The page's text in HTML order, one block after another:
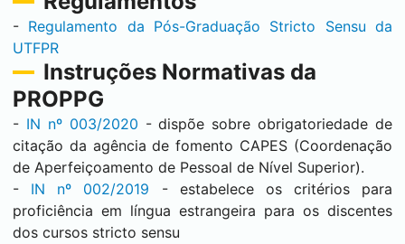
- Regulamento da Pós-Graduação Stricto Sensu da
UTFPR
Instruções Normativas da
PROPPG
- IN nº 003/2020 - dispõe sobre obrigatoriedade de
citação da agência de fomento CAPES (Coordenação
de Aperfeiçoamento de Pessoal de Nível Superior).
- IN nº 002/2019 - estabelece os critérios para
proficiência em língua estrangeira para os discentes
dos cursos stricto sensu